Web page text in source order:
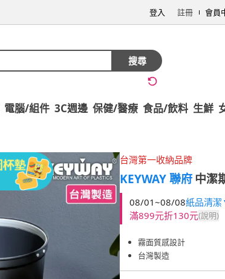
登入 註冊 會員
搜尋
電腦/組件 3C週邊 保健/醫療 食品/飲料 生鮮
台灣第一收納品牌
KEYWAY 聯府中潔
08/01~08/08紙品清
滿899元折130元(說明)
霧面質感設計
台灣製造